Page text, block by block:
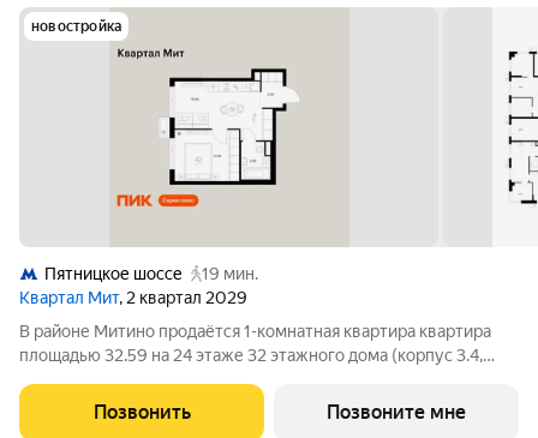
новостройка
Пятницкое шоссе
19 мин.
Квартал Мит, 2 квартал 2029
В районе Митино продаётся 1-комнатная квартира квартира
площадью 32.59 на 24 этаже 32 этажного дома (корпус 3.4,
расположение 20 минут пешком до станции метро
«Пятницкое шоссе». 8 минут на автомобиле
Позвонить Позвоните мне